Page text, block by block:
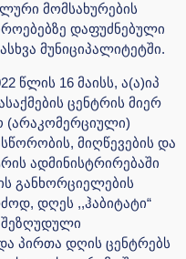
მომსახურების
დაფუძნებული
მუნიციპალიტეტში.
წლის 16 მაისს, ა(ა)იპ
ცენტრის მიერ
(არაკომერციული)
მიღწევების და
ადმინისტრირებაში
განხორციელების
დღეს ,,ჰაბიტატი“
შეზღუდული
პირთა დღის ცენტრებს